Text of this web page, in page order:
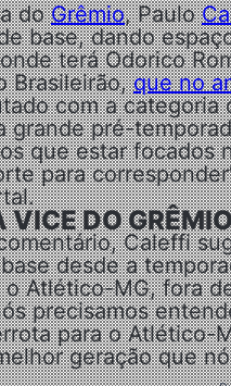
doGrêmio, Paulo
base, dando
terá Odorico
Brasileirão,que no
com a
grande pré-
que estar focados
para
DO
Caleffi
desde a
Atlético-MG, fora
precisamos
para o Atlético-
geração que